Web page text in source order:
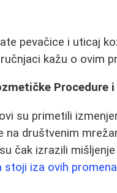
pevačice i uticaj
kažu o ovim
Procedure
su primetili
društvenim
čak izrazili
stoji iza ovih promena